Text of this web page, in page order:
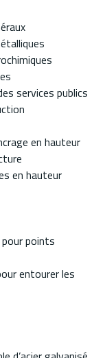
services publics
en hauteur
en hauteur
points
entourer les